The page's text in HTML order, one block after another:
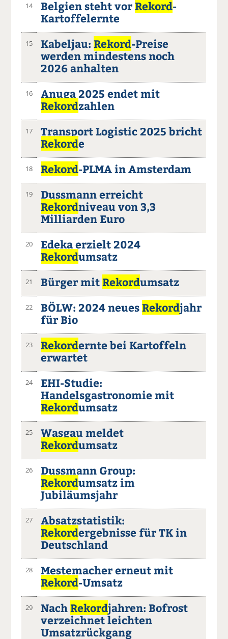
14 Belgien steht vorRekord-
Kartoffelernte
15 Kabeljau:Rekord-Preise
werden mindestens noch
2026 anhalten
16
Anuga 2025 endet mit
Rekordzahlen
17
Transport Logistic 2025 bricht
Rekorde
18 Rekord-PLMA in Amsterdam
19
Dussmann erreicht
Rekordniveau von 3,3
Milliarden Euro
20
Edeka erzielt 2024
Rekordumsatz
21 Bürger mitRekordumsatz
22 BÖLW: 2024 neuesRekordjahr
für Bio
23 Rekordernte bei Kartoffeln
erwartet
24
EHI-Studie:
Handelsgastronomie mit
Rekordumsatz
25
Wasgau meldet
Rekordumsatz
26
Dussmann Group:
Rekordumsatz im
Jubiläumsjahr
27
Absatzstatistik:
Rekordergebnisse für TK in
Deutschland
28
Mestemacher erneut mit
Rekord-Umsatz
29 NachRekordjahren: Bofrost
verzeichnet leichten
Umsatzrückgang